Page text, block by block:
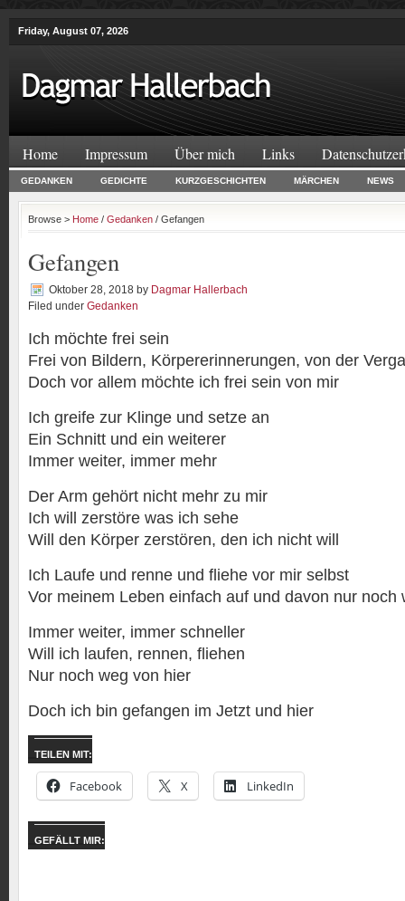
Friday, August 07, 2026
Home Impressum Über mich Links
GEDANKEN GEDICHTE KURZGESCHICHTEN MÄRCHEN NEWS
Browse > Home / Gedanken / Gefangen
Gefangen
Oktober 28, 2018 by Dagmar Hallerbach
Filed under Gedanken
Ich möchte frei sein
Frei von Bildern, Körpererinnerungen, von der
Doch vor allem möchte ich frei sein von mir
Ich greife zur Klinge und setze an
Ein Schnitt und ein weiterer
Immer weiter, immer mehr
Der Arm gehört nicht mehr zu mir
Ich will zerstöre was ich sehe
Will den Körper zerstören, den ich nicht will
Ich Laufe und renne und fliehe vor mir selbst
Vor meinem Leben einfach auf und davon nur noch
Immer weiter, immer schneller
Will ich laufen, rennen, fliehen
Nur noch weg von hier
Doch ich bin gefangen im Jetzt und hier
TEILEN MIT:
Facebook X LinkedIn
GEFÄLLT MIR: